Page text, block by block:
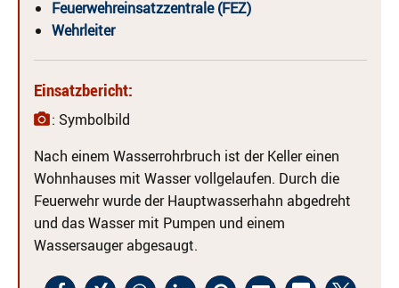
Feuerwehreinsatzzentrale (FEZ)
Wehrleiter
Einsatzbericht:
: Symbolbild
Nach einem Wasserrohrbruch ist der Keller einen
Wohnhauses mit Wasser vollgelaufen. Durch die
Feuerwehr wurde der Hauptwasserhahn abgedreht
und das Wasser mit Pumpen und einem
Wassersauger abgesaugt.